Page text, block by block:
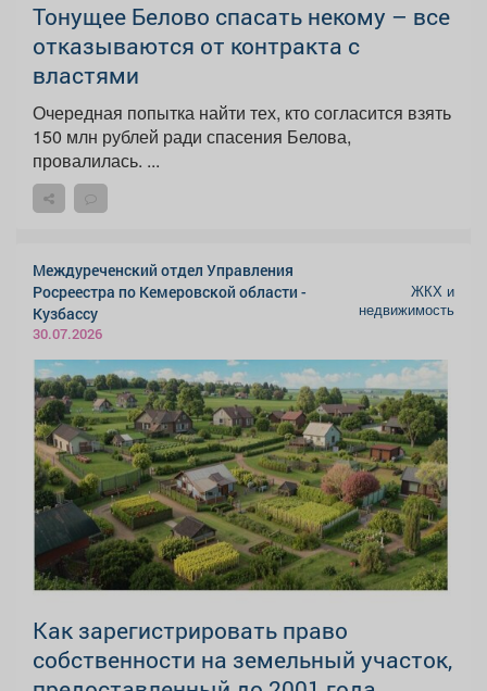
Тонущее Белово спасать некому – все
отказываются от контракта с
властями
Очередная попытка найти тех, кто согласится взять
150 млн рублей ради спасения Белова,
провалилась. ...
Междуреченский отдел Управления
Росреестра по Кемеровской области -
Кузбассу
30.07.2026
ЖКХ и
недвижимость
Как зарегистрировать право
собственности на земельный участок,